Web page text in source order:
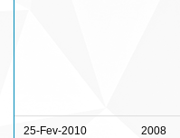
25-Fev-2010 2008